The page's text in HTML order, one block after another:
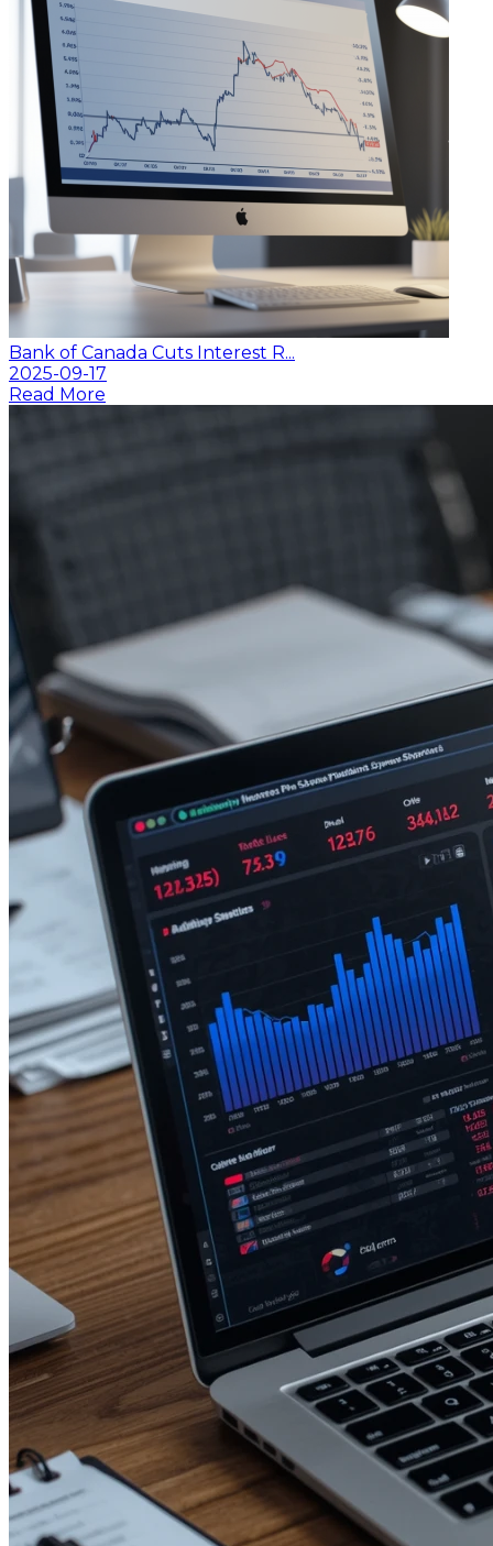
Bank of Canada Cuts Interest R...
2025-09-17
Read More